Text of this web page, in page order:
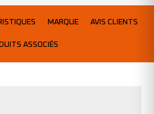
MARQUE AVIS CLIENTS
ASSOCIÉS